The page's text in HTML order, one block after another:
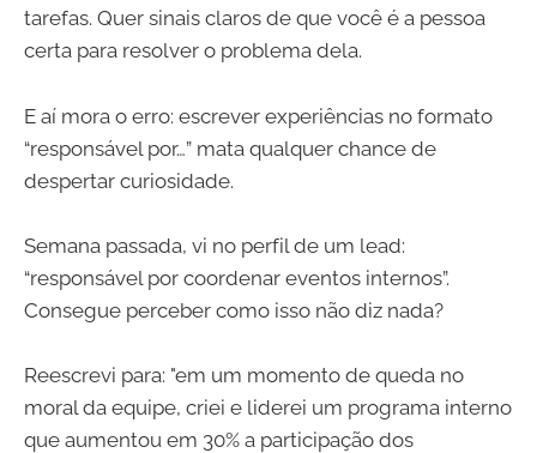
tarefas. Quer sinais claros de que você é a pessoa
certa para resolver o problema dela.
E aí mora o erro: escrever experiências no formato
“responsável por…” mata qualquer chance de
despertar curiosidade.
Semana passada, vi no perfil de um lead:
“responsável por coordenar eventos internos”.
Consegue perceber como isso não diz nada?
Reescrevi para: "em um momento de queda no
moral da equipe, criei e liderei um programa interno
que aumentou em 30% a participação dos